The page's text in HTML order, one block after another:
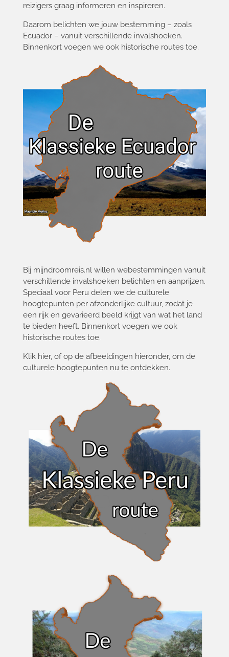
reizigers graag informeren en inspireren.
Daarom belichten we jouw bestemming – zoals
Ecuador – vanuit verschillende invalshoeken.
Binnenkort voegen we ook historische routes toe.
Bij mijndroomreis.nl willen webestemmingen vanuit
verschillende invalshoeken belichten en aanprijzen.
Speciaal voor Peru delen we de culturele
hoogtepunten per afzonderlijke cultuur, zodat je
een rijk en gevarieerd beeld krijgt van wat het land
te bieden heeft. Binnenkort voegen we ook
historische routes toe.
Klik hier, of op de afbeeldingen hieronder, om de
culturele hoogtepunten nu te ontdekken.